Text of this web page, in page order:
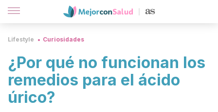
Lifestyle Curiosidades
¿Por qué no funcionan los
remedios para el ácido
úrico?